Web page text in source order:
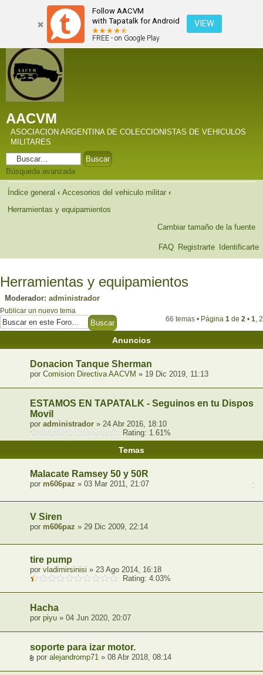
Follow AACVM
with Tapatalk for Android
FREE - on Google Play
VIEW
AACVM
ASOCIACION ARGENTINA DE COLECCIONISTAS DE VEHICULOS
MILITARES
Búsqueda avanzada
Índice general ‹ Accesorios del vehiculo militar ‹
Herramientas y equipamientos
Cambiar tamaño de la fuente
FAQ Registrarte Identificarte
Herramientas y equipamientos
Moderador: administrador
Publicar un nuevo tema
66 temas • Página 1 de 2 • 1, 2
Anuncios
Donacion Tanque Sherman
por Comision Directiva AACVM » 19 Dic 2019, 11:13
ESTAMOS EN TAPATALK - Seguinos en tu
Movil
por administrador » 24 Abr 2016, 18:10
Rating: 1.61%
Temas
Malacate Ramsey 50 y 50R
1
por m606paz » 03 Mar 2011, 21:07
V Siren
por m606paz » 29 Dic 2009, 22:14
tire pump
por vladimirsinisi » 23 Ago 2014, 16:18
Rating: 4.03%
Hacha
por piyu » 04 Jun 2020, 20:07
soporte para izar motor.
por alejandromp71 » 08 Abr 2018, 08:14